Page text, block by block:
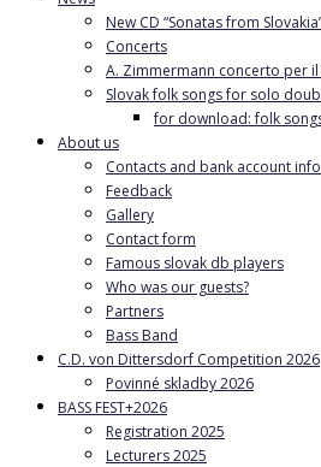
New CD “Sonatas from
Concerts
A. Zimmermann concerto per il
Slovak folk songs for solo
for download: folk
About us
Contacts and bank account info
Feedback
Gallery
Contact form
Famous slovak db players
Who was our guests?
Partners
Bass Band
C.D. von Dittersdorf Competition 2026
Povinné skladby 2026
BASS FEST+2026
Registration 2025
Lecturers 2025